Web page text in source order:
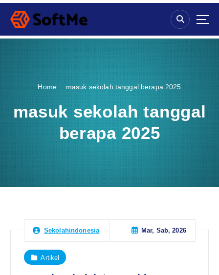
S
p
Home masuk sekolah tanggal berapa 2025
masuk sekolah tanggal
berapa 2025
Sekolahindonesia Mar, Sab, 2026
Artikel